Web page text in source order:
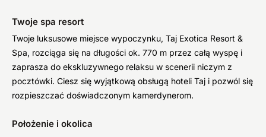
Twoje spa resort
Twoje luksusowe miejsce wypoczynku, Taj Exotica Resort &
Spa, rozciąga się na długości ok. 770 m przez całą wyspę i
zaprasza do ekskluzywnego relaksu w scenerii niczym z
pocztówki. Ciesz się wyjątkową obsługą hoteli Taj i pozwól się
rozpieszczać doświadczonym kamerdynerom.
Położenie i okolica